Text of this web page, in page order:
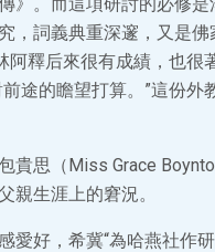
，詞義典重深邃，又是
阿釋后來很有成績，也
途的瞻望打算。”這份
貴思（Miss Grace
親生涯上的窘況。
愛好，希冀“為哈燕社作